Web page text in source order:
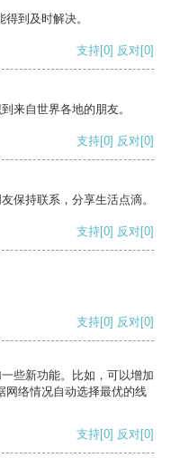
到及时解决。
支持[0] 反对[0]
来自世界各地的朋友。
支持[0] 反对[0]
保持联系，分享生活点滴。
支持[0] 反对[0]
支持[0] 反对[0]
些新功能。比如，可以增加
网络情况自动选择最优的线
支持[0] 反对[0]